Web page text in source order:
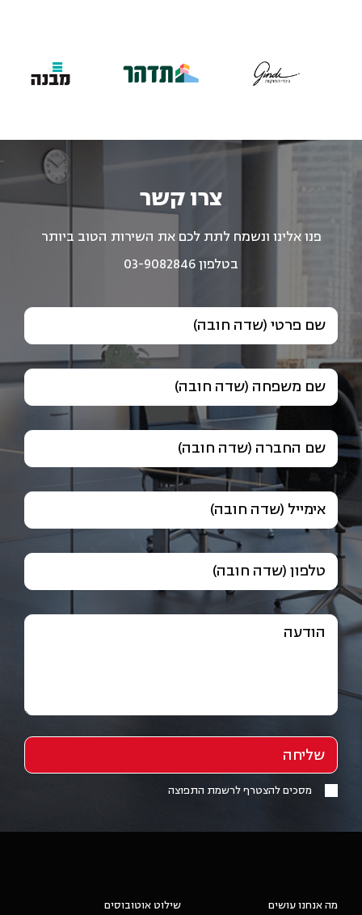
צרו קשר
פנו אלינו ונשמח לתת לכם את השירות הטוב ביותר
בטלפון 03-9082846
שם פרטי (שדה חובה)
שם משפחה (שדה חובה)
שם החברה (שדה חובה)
אימייל (שדה חובה)
טלפון (שדה חובה)
הודעה
מסכים להצטרף לרשמת התפוצה
מה אנחנו עושים
שילוט אוטובוסים